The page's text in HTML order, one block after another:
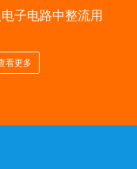
子电路中整流用
看更多